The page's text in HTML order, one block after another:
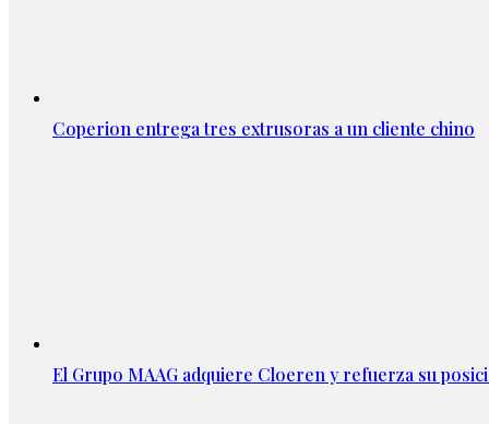
Coperion entrega tres extrusoras a un cliente chino
El Grupo MAAG adquiere Cloeren y refuerza su